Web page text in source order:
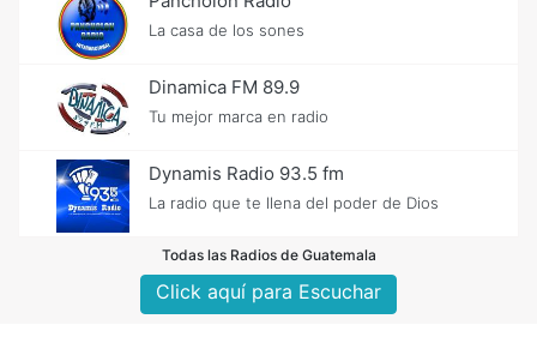
La casa de los sones
Dinamica FM 89.9
Tu mejor marca en radio
Dynamis Radio 93.5 fm
La radio que te llena del poder de Dios
Todas las Radios de Guatemala
Click aquí para Escuchar